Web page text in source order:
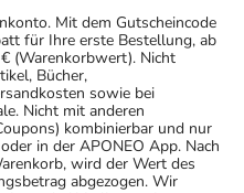
Mit dem Gutscheincode
für Ihre erste Bestellung, ab
(Warenkorbwert). Nicht
Bücher,
sowie bei
Nicht mit anderen
kombinierbar und nur
in der APONEO App. Nach
wird der Wert des
abgezogen. Wir